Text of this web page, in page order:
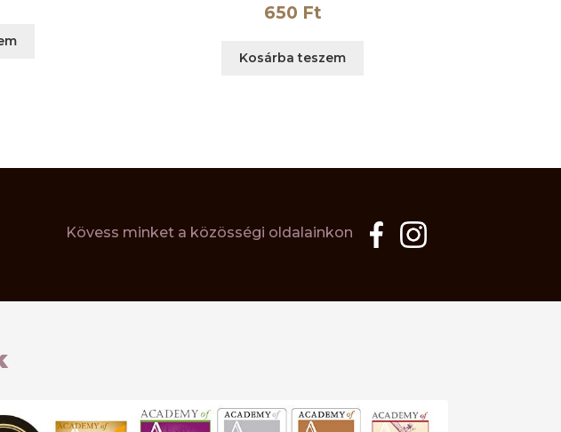
650 Ft
Kosárba teszem
Kövess minket a közösségi oldalainkon